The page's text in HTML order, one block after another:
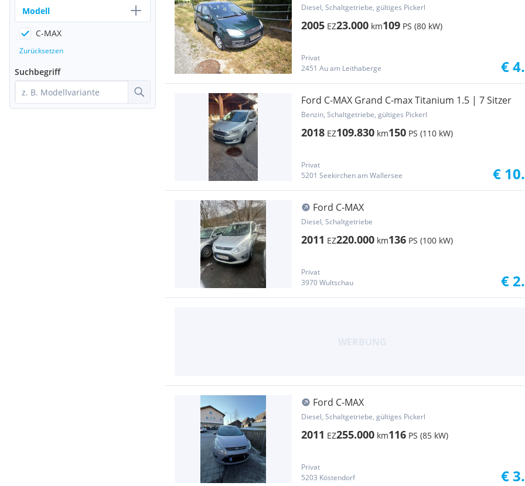
nur 23.000km!!!
Diesel, Schaltgetriebe, gültiges Pickerl
2005 EZ23.000 km109 PS (80 kW)
Privat
2451 Au am Leithaberge
€
Ford C-MAX Grand C-max Titanium 1.5 | 7 Sitzer
Benzin, Schaltgetriebe, gültiges Pickerl
2018 EZ109.830 km150 PS (110 kW)
Privat
5201 Seekirchen am Wallersee
€
Ford C-MAX
Diesel, Schaltgetriebe
2011 EZ220.000 km136 PS (100 kW)
Privat
3970 Wultschau
€
Ford C-MAX
Diesel, Schaltgetriebe, gültiges Pickerl
2011 EZ255.000 km116 PS (85 kW)
Privat
5203 Köstendorf
€
Modell
C-MAX
Zurücksetzen
Suchbegriff